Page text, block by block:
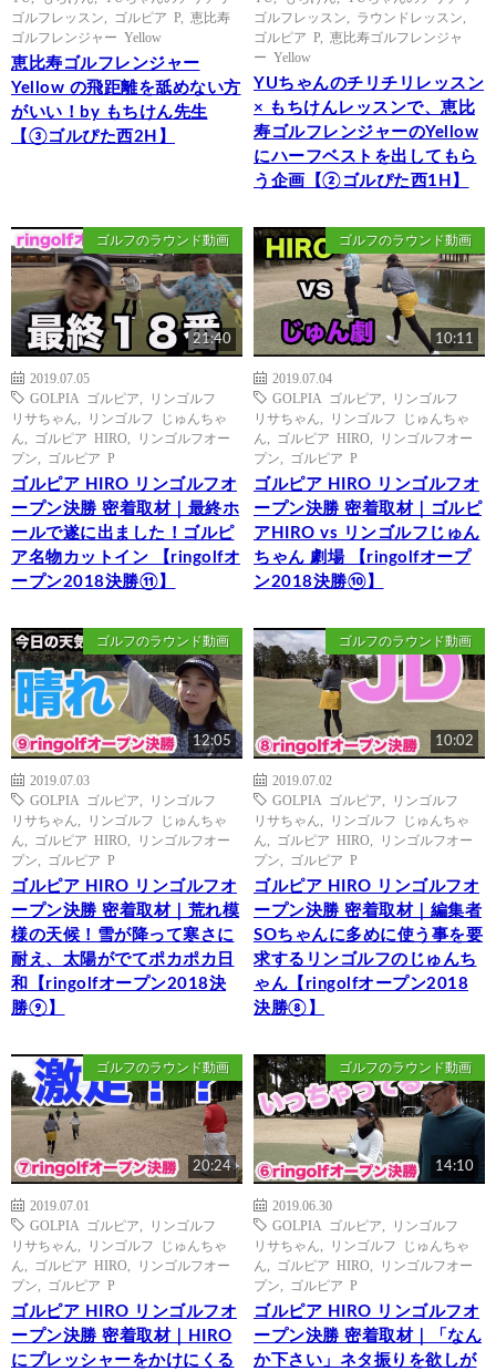
ゴルフレッスン
ゴルピア P
恵比寿
ゴルフレンジャー Yellow
恵比寿ゴルフレンジャー
Yellow の飛距離を舐めない方
がいい！by もちけん先生
【③ゴルぴた西2H】
ゴルフレッスン
ラウンドレッスン
ゴルピア P
恵比寿ゴルフレンジャ
ー Yellow
YUちゃんのチリチリレッスン
× もちけんレッスンで、恵比
寿ゴルフレンジャーのYellow
にハーフベストを出してもら
う企画【②ゴルぴた西1H】
ゴルフのラウンド動画
21:40
2019.07.05
GOLPIA ゴルピア
リンゴルフ
リサちゃん
リンゴルフ じゅんちゃ
ん
ゴルピア HIRO
リンゴルフオー
プン
ゴルピア P
ゴルピア HIRO リンゴルフオ
ープン決勝 密着取材｜最終ホ
ールで遂に出ました！ゴルピ
ア名物カットイン 【ringolfオ
ープン2018決勝⑪】
ゴルフのラウンド動画
10:11
2019.07.04
GOLPIA ゴルピア
リンゴルフ
リサちゃん
リンゴルフ じゅんちゃ
ん
ゴルピア HIRO
リンゴルフオー
プン
ゴルピア P
ゴルピア HIRO リンゴルフオ
ープン決勝 密着取材｜ゴルピ
アHIRO vs リンゴルフじゅん
ちゃん 劇場 【ringolfオープ
ン2018決勝⑩】
ゴルフのラウンド動画
12:05
2019.07.03
GOLPIA ゴルピア
リンゴルフ
リサちゃん
リンゴルフ じゅんちゃ
ん
ゴルピア HIRO
リンゴルフオー
プン
ゴルピア P
ゴルピア HIRO リンゴルフオ
ープン決勝 密着取材｜荒れ模
様の天候！雪が降って寒さに
耐え、太陽がでてポカポカ日
和【ringolfオープン2018決
勝⑨】
ゴルフのラウンド動画
10:02
2019.07.02
GOLPIA ゴルピア
リンゴルフ
リサちゃん
リンゴルフ じゅんちゃ
ん
ゴルピア HIRO
リンゴルフオー
プン
ゴルピア P
ゴルピア HIRO リンゴルフオ
ープン決勝 密着取材｜編集者
SOちゃんに多めに使う事を要
求するリンゴルフのじゅんち
ゃん【ringolfオープン2018
決勝⑧】
ゴルフのラウンド動画
20:24
2019.07.01
GOLPIA ゴルピア
リンゴルフ
リサちゃん
リンゴルフ じゅんちゃ
ん
ゴルピア HIRO
リンゴルフオー
プン
ゴルピア P
ゴルピア HIRO リンゴルフオ
ープン決勝 密着取材｜HIRO
にプレッシャーをかけにくる
ゴルフのラウンド動画
14:10
2019.06.30
GOLPIA ゴルピア
リンゴルフ
リサちゃん
リンゴルフ じゅんちゃ
ん
ゴルピア HIRO
リンゴルフオー
プン
ゴルピア P
ゴルピア HIRO リンゴルフオ
ープン決勝 密着取材｜「なん
か下さい」ネタ振りを欲しが